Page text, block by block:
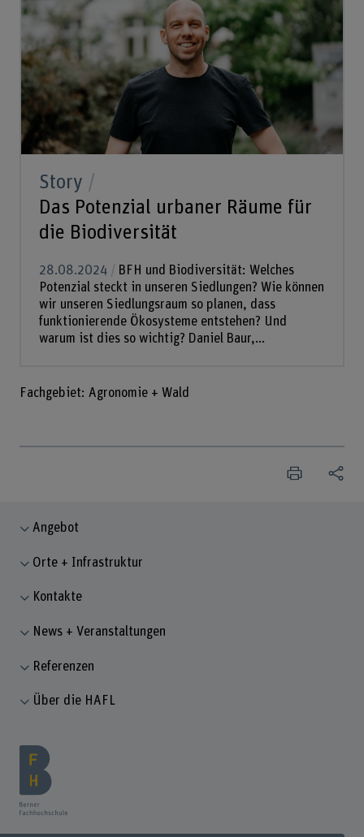
Story
Das Potenzial urbaner Räume für
die Biodiversität
28.08.2024
BFH und Biodiversität: Welches
Potenzial steckt in unseren Siedlungen? Wie können
wir unseren Siedlungsraum so planen, dass
funktionierende Ökosysteme entstehen? Und
warum ist dies so wichtig? Daniel Baur,...
Fachgebiet: Agronomie + Wald
Angebot
Orte + Infrastruktur
Kontakte
News + Veranstaltungen
Referenzen
Über die HAFL